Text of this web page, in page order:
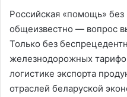
Российская «помощь»
общеизвестно — вопрос
Только без
железнодорожных
логистике экспорта
отраслей беларуской